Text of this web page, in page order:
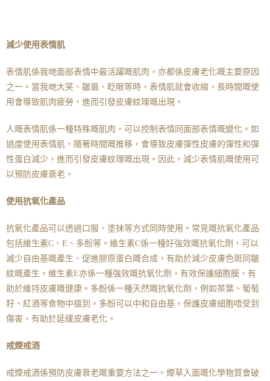
減少使用表情肌
表情肌係我哋面部表情中最活躍嘅肌肉，亦都係皮膚老化嘅主要原因
之一。當我哋大笑、皺眉、眨眼等時，表情肌就會收縮，長時間嘅使
用會導致肌肉疲勞，進而引發皮膚紋理嘅出現。
人嘅表情肌係一種特殊嘅肌肉，可以控制表情同面部表情嘅變化。如
過度使用表情肌，隨著時間嘅推移，會導致皮膚彈性皮膚的彈性和彈
性蛋白減少，進而引發皮膚紋理嘅出現。因此，減少表情肌嘅使用可
以預防皮膚衰老。
使用抗氧化產品
抗氧化產品可以透過口服、塗抹等方式同時使用。常見嘅抗氧化產品
包括維生素C、E、多酚等。維生素C係一種好強效嘅抗氧化劑，可以
減少自由基嘅產生、促進膠原蛋白嘅合成，有助於減少皮膚色斑同皺
紋嘅產生。維生素E亦係一種強效嘅抗氧化劑，有效保護細胞膜，有
助於維持皮膚嘅健康。多酚係一種天然嘅抗氧化劑，例如茶葉、葡萄
籽、紅酒等食物中搵到。多酚可以中和自由基，保護皮膚細胞唔受到
傷害，有助於延緩皮膚老化。
戒煙戒酒
戒煙戒酒係預防皮膚衰老嘅重要方法之一。煙草入面嘅化學物質會破